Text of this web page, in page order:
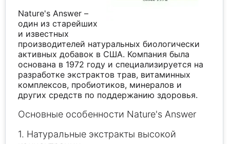
Nature's Answer –
один из старейших
и известных
производителей натуральных биологически
активных добавок в США. Компания была
основана в 1972 году и специализируется на
разработке экстрактов трав, витаминных
комплексов, пробиотиков, минералов и
других средств по поддержанию здоровья.
Основные особенности Nature's Answer
1. Натуральные экстракты высокой